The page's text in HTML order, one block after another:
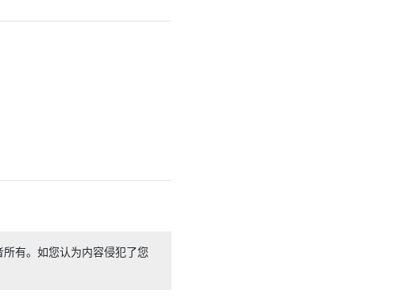
有。如您认为内容侵犯了您